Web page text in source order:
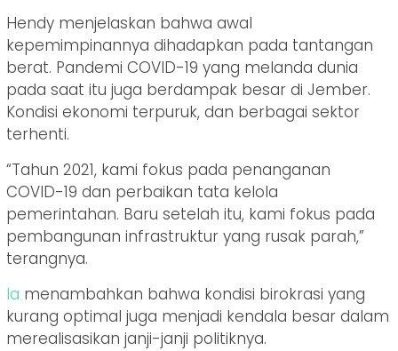
Hendy menjelaskan bahwa awal
kepemimpinannya dihadapkan pada tantangan
berat. Pandemi COVID-19 yang melanda dunia
pada saat itu juga berdampak besar di Jember.
Kondisi ekonomi terpuruk, dan berbagai sektor
terhenti.
“Tahun 2021, kami fokus pada penanganan
COVID-19 dan perbaikan tata kelola
pemerintahan. Baru setelah itu, kami fokus pada
pembangunan infrastruktur yang rusak parah,”
terangnya.
Ia menambahkan bahwa kondisi birokrasi yang
kurang optimal juga menjadi kendala besar dalam
merealisasikan janji-janji politiknya.